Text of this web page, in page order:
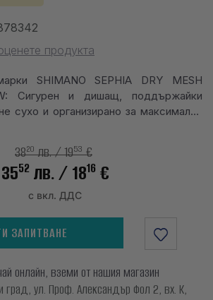
продукта
SHIMANO SEPHIA DRY MESH
Сигурен и дишащ, поддържайки
сухо и организирано за максимално
3820лв./ 1953€
3552 лв./ 1816 €
с вкл. ДДС
ЗАПИТВАНЕ
онлайн, вземи от нашия магазин
град, ул. Проф. Александър Фол 2, вх. К,